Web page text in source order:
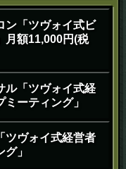
ン「ツヴォイ式ビ
月額11,000円(税
ル「ツヴォイ式経
ーティング」
ツヴォイ式経営者
」